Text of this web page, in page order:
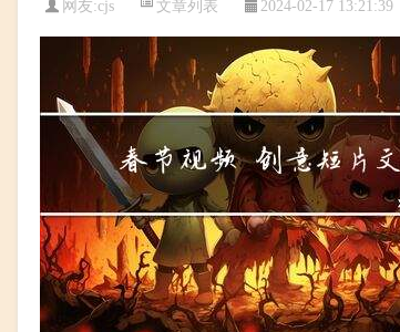
网友:cjs 2024-02-17 13:21:39